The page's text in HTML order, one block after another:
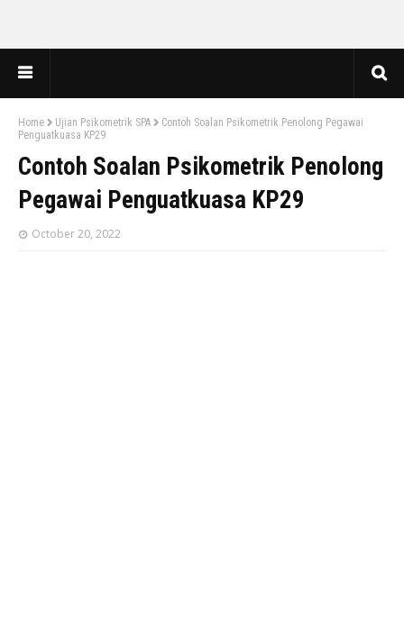
Home Ujian Psikometrik SPA
Contoh Soalan Psikometrik Penolong Pegawai
Penguatkuasa KP29
Contoh Soalan Psikometrik Penolong
Pegawai Penguatkuasa KP29
October 20, 2022